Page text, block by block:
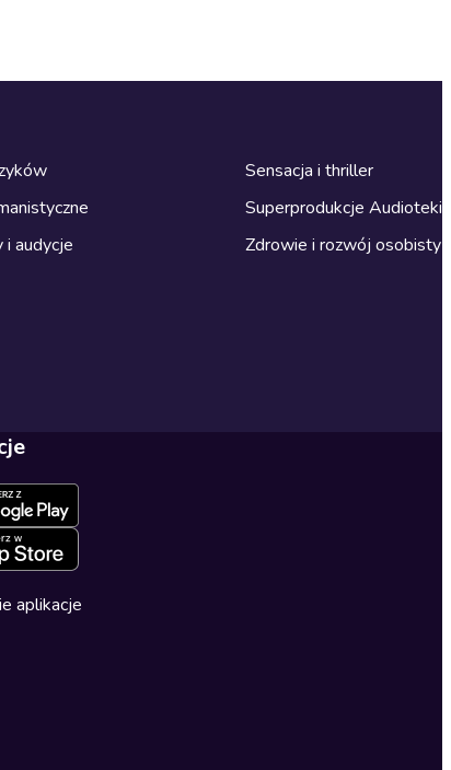
i audycje
Sensacja i thriller
Superprodukcje Audioteki
Zdrowie i rozwój osobisty
aplikacje